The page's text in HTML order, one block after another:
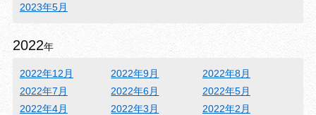
2023年5月
2022年
2022年12月 2022年9月
2022年8月
2022年7月
2022年6月
2022年5月
2022年4月
2022年3月 2022年2月